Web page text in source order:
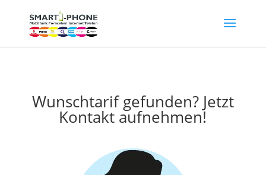
Wunschtarif gefunden? Jetzt
Kontakt aufnehmen!